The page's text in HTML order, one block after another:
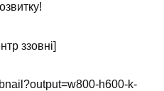
ззовні]
h600-k-